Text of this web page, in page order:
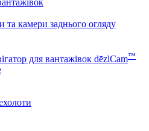
та камери заднього огляду
для вантажівок dēzlCam™